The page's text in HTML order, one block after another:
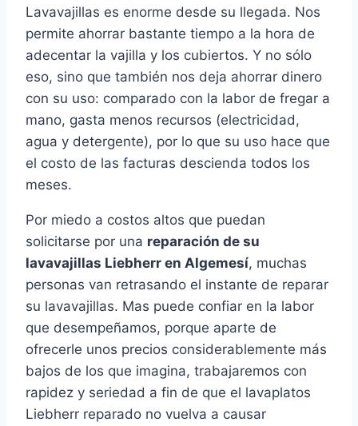
Lavavajillas es enorme desde su llegada. Nos
permite ahorrar bastante tiempo a la hora de
adecentar la vajilla y los cubiertos. Y no sólo
eso, sino que también nos deja ahorrar dinero
con su uso: comparado con la labor de fregar a
mano, gasta menos recursos (electricidad,
agua y detergente), por lo que su uso hace que
el costo de las facturas descienda todos los
meses.
Por miedo a costos altos que puedan
solicitarse por una reparación de su
lavavajillas Liebherr en Algemesí, muchas
personas van retrasando el instante de reparar
su lavavajillas. Mas puede confiar en la labor
que desempeñamos, porque aparte de
ofrecerle unos precios considerablemente más
bajos de los que imagina, trabajaremos con
rapidez y seriedad a fin de que el lavaplatos
Liebherr reparado no vuelva a causar